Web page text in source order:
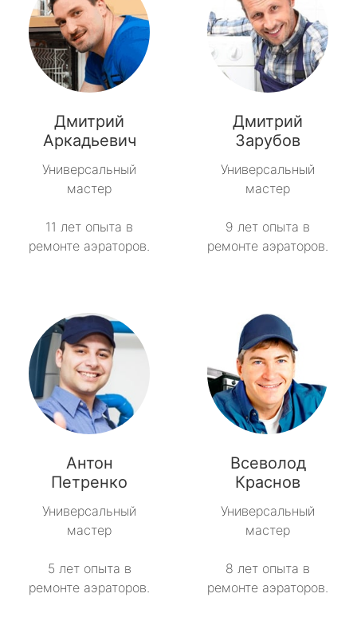
Дмитрий
Аркадьевич
Универсальный
мастер
11 лет опыта в
ремонте аэраторов.
Дмитрий
Зарубов
Универсальный
мастер
9 лет опыта в
ремонте аэраторов.
Антон
Петренко
Универсальный
мастер
5 лет опыта в
ремонте аэраторов.
Всеволод
Краснов
Универсальный
мастер
8 лет опыта в
ремонте аэраторов.